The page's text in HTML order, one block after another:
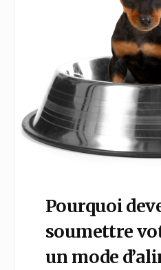
Pourquoi
soumettre
un mode